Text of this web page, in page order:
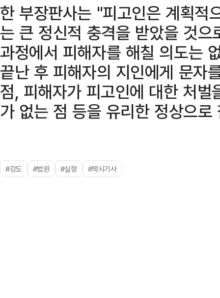
한 부장판사는 "피고인은 계획적
는 큰 정신적 충격을 받았을 것
과정에서 피해자를 해칠 의도는
끝난 후 피해자의 지인에게 문자
점, 피해자가 피고인에 대한 처
가 없는 점 등을 유리한 정상으
#강도 #법원 #실형 #택시기사